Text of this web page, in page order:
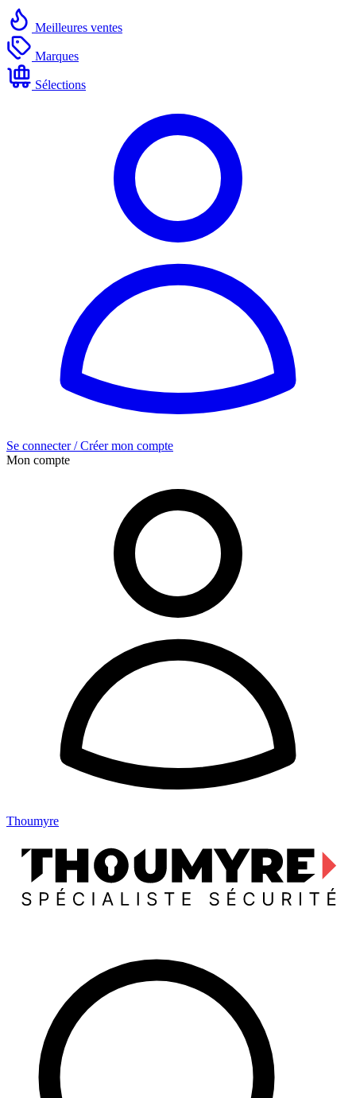
Meilleures ventes
Marques
Sélections
Se connecter / Créer mon compte
Mon compte
Thoumyre